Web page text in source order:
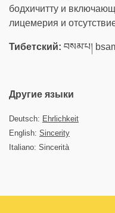
бодхичитту и
лицемерия и
Тибетский: བསམ་པ།
Другие языки
Deutsch: Ehrlichkeit
English: Sincerity
Italiano: Sincerità